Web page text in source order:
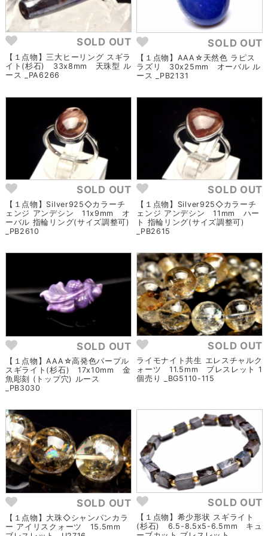
SOLD OUT
【１点物】三大ヒーリング スギラ
イト(杉石) 33x8mm 天珠型 ル
ース _PA6266
SOLD OUT
【１点物】AAA☆天然色 ラピス
ラズリ 30x25mm オーバル ル
ース _PB2131
SOLD OUT
【１点物】Silver925◇カラーチ
ェンジ アンデシン 11x9mm オ
ーバル 指輪リング(サイズ調整可)
_PB2610
SOLD OUT
【１点物】Silver925◇カラーチ
ェンジ アンデシン 11mm ハー
ト 指輪リング(サイズ調整可)
_PB2615
SOLD OUT
【１点物】AAA☆高発色パープル
スギライト(杉石) 17x10mm 金
魚彫刻 (トップ穴) ルース
_PB3030
SOLD OUT
ライモナイト共生 エレスチャルク
ォーツ 11.5mm ブレスレット 1
個売り _BG5110-115
SOLD OUT
【１点物】大珠◇シャンパンカラ
ー アイリスクォーツ 15.5mm
SOLD OUT
【１点物】希少形状 スギライト
(杉石) 6.5-8.5x5-6.5mm キュ